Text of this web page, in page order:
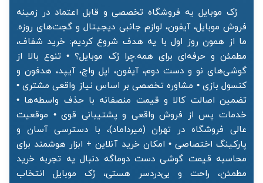
رُک موبایل یه فروشگاه تخصصی و قابل اعتماد در زمینه
فروش موبایل، آیفون، لوازم جانبی دیجیتال و گجت‌های روزه.
ما از همون روز اول با یه هدف شروع کردیم: خرید شفاف،
مطمئن و حرفه‌ای برای همه.چرا رُک موبایل؟ • تنوع بالا از
گوشی‌های نو و دست دوم، آیفون، اپل واچ، آیپد، هدفون و
کنسول بازی • مشاوره تخصصی بر اساس نیاز واقعی مشتری •
تضمین اصالت کالا و قیمت منصفانه با حذف واسطه‌ها •
خدمات پس از فروش واقعی و پشتیبانی قوی • موقعیت
عالی فروشگاه در تهران (میرداماد)، با دسترسی آسان و
پارکینگ اختصاصی • امکان خرید آنلاین + ابزار هوشمند برای
محاسبه قیمت گوشی دست دوماگه دنبال یه تجربه خرید
مطمئن، راحت و بی‌دردسر هستی، رُک موبایل انتخاب